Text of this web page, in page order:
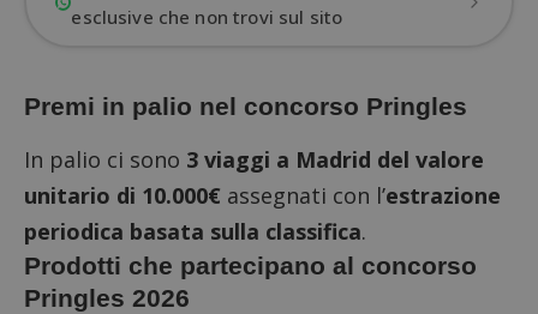
esclusive che non trovi sul sito
Premi in palio nel concorso Pringles
In palio ci sono 3 viaggi a Madrid del valore
unitario di 10.000€ assegnati con l’estrazione
periodica basata sulla classifica.
Prodotti che partecipano al concorso
Pringles 2026